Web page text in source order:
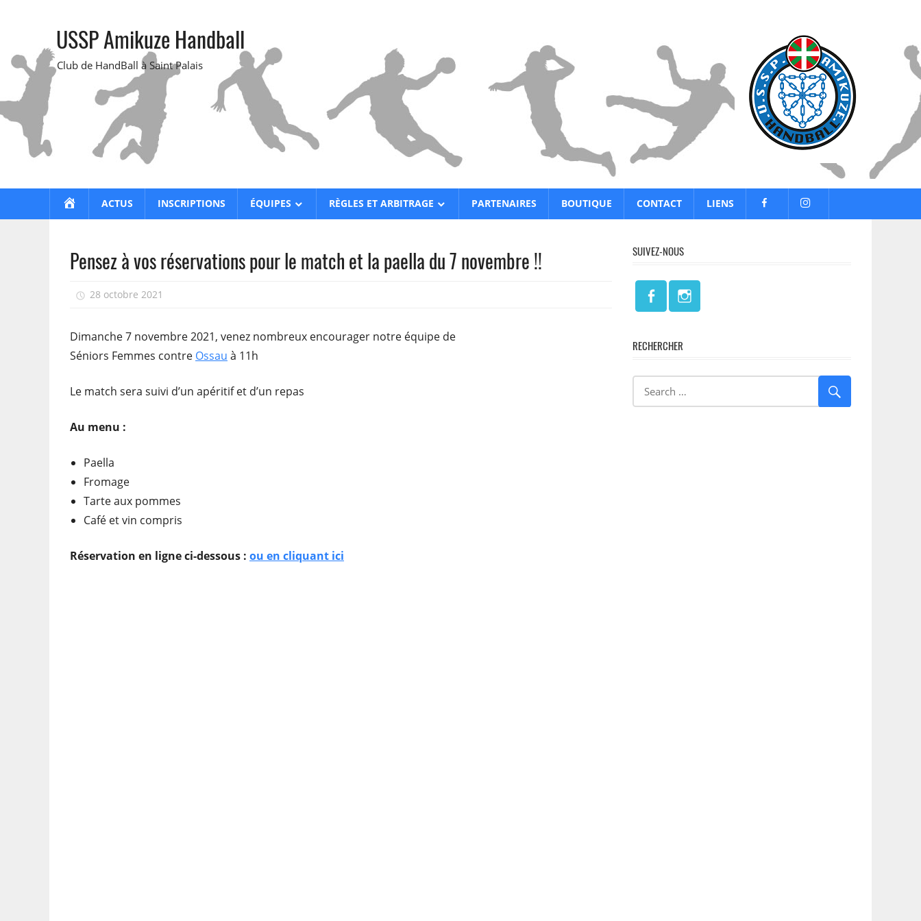
USSP Amikuze Handball
Club de HandBall à Saint Palais
ACCUEILACTUS INSCRIPTIONS ÉQUIPES RÈGLES ET ARBITRAGE PARTENAIRES BOUTIQUE CONTACT LIENS
Pensez à vos réservations pour le match et la paella du 7 novembre !!
28 octobre 2021
Dimanche 7 novembre 2021, venez nombreux encourager notre équipe de
Séniors Femmes contre Ossau à 11h
Le match sera suivi d’un apéritif et d’un repas
Au menu :
Paella
Fromage
Tarte aux pommes
Café et vin compris
Réservation en ligne ci-dessous : ou en cliquant ici
SUIVEZ-NOUS
RECHERCHER